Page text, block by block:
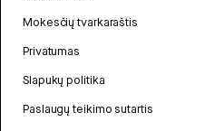
Mokesčių tvarkaraštis
Privatumas
Slapukų politika
Paslaugų teikimo sutartis